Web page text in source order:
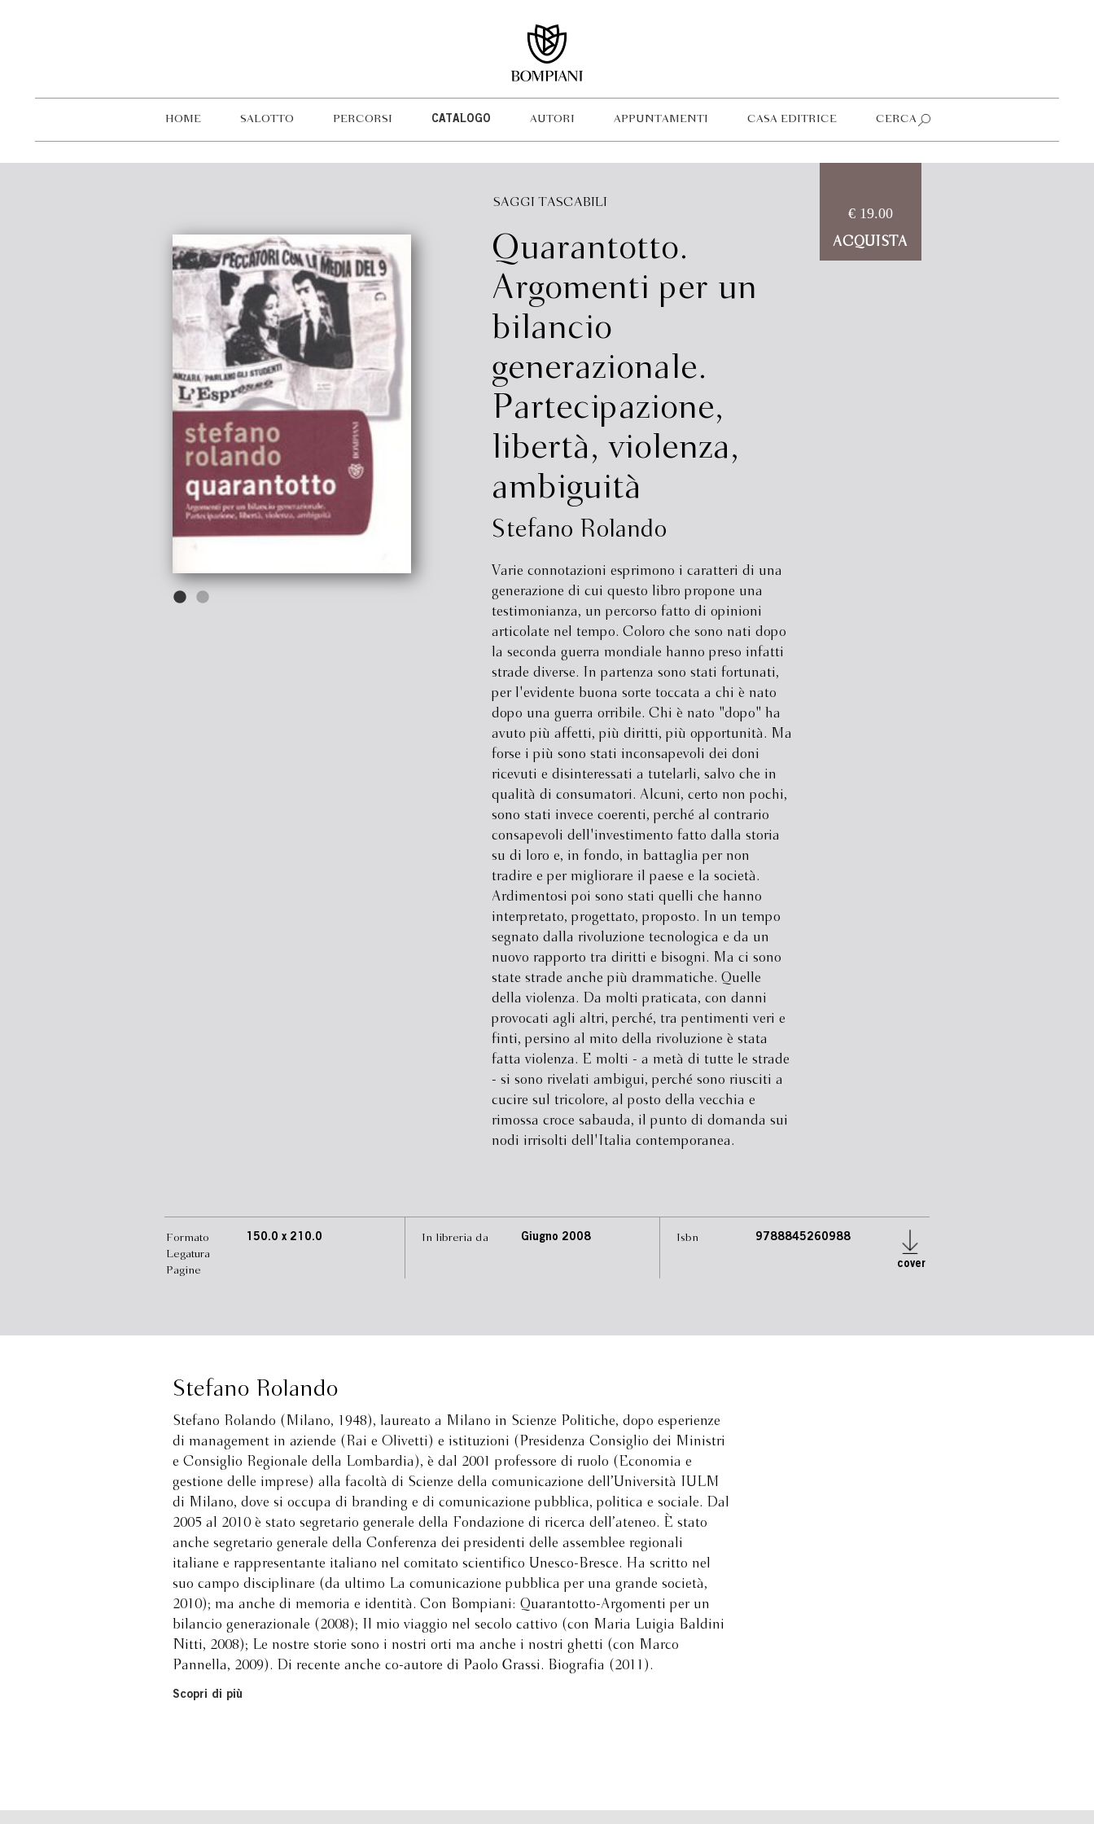
HOME SALOTTO PERCORSI CATALOGO AUTORI APPUNTAMENTI CASA EDITRICE CERCA
SAGGI TASCABILI
Quarantotto.
Argomenti per un
bilancio
generazionale.
Partecipazione,
libertà, violenza,
ambiguità
Stefano Rolando
Varie connotazioni esprimono i caratteri di una
generazione di cui questo libro propone una
testimonianza, un percorso fatto di opinioni
articolate nel tempo. Coloro che sono nati dopo
la seconda guerra mondiale hanno preso infatti
strade diverse. In partenza sono stati fortunati,
per l'evidente buona sorte toccata a chi è nato
dopo una guerra orribile. Chi è nato "dopo" ha
avuto più affetti, più diritti, più opportunità. Ma
forse i più sono stati inconsapevoli dei doni
ricevuti e disinteressati a tutelarli, salvo che in
qualità di consumatori. Alcuni, certo non pochi,
sono stati invece coerenti, perché al contrario
consapevoli dell'investimento fatto dalla storia
su di loro e, in fondo, in battaglia per non
tradire e per migliorare il paese e la società.
Ardimentosi poi sono stati quelli che hanno
interpretato, progettato, proposto. In un tempo
segnato dalla rivoluzione tecnologica e da un
nuovo rapporto tra diritti e bisogni. Ma ci sono
state strade anche più drammatiche. Quelle
della violenza. Da molti praticata, con danni
provocati agli altri, perché, tra pentimenti veri e
finti, persino al mito della rivoluzione è stata
fatta violenza. E molti - a metà di tutte le strade
- si sono rivelati ambigui, perché sono riusciti a
cucire sul tricolore, al posto della vecchia e
rimossa croce sabauda, il punto di domanda sui
nodi irrisolti dell'Italia contemporanea.
€ 19.00
ACQUISTA
Formato
Legatura
Pagine
150.0 x 210.0 In libreria da Giugno 2008 Isbn 9788845260988
cover
Stefano Rolando
Stefano Rolando (Milano, 1948), laureato a Milano in Scienze Politiche, dopo esperienze
di management in aziende (Rai e Olivetti) e istituzioni (Presidenza Consiglio dei Ministri
e Consiglio Regionale della Lombardia), è dal 2001 professore di ruolo (Economia e
gestione delle imprese) alla facoltà di Scienze della comunicazione dell’Università IULM
di Milano, dove si occupa di branding e di comunicazione pubblica, politica e sociale. Dal
2005 al 2010 è stato segretario generale della Fondazione di ricerca dell’ateneo. È stato
anche segretario generale della Conferenza dei presidenti delle assemblee regionali
italiane e rappresentante italiano nel comitato scientifico Unesco-Bresce. Ha scritto nel
suo campo disciplinare (da ultimo La comunicazione pubblica per una grande società,
2010); ma anche di memoria e identità. Con Bompiani: Quarantotto-Argomenti per un
bilancio generazionale (2008); Il mio viaggio nel secolo cattivo (con Maria Luigia Baldini
Nitti, 2008); Le nostre storie sono i nostri orti ma anche i nostri ghetti (con Marco
Pannella, 2009). Di recente anche co-autore di Paolo Grassi. Biografia (2011).
Scopri di più